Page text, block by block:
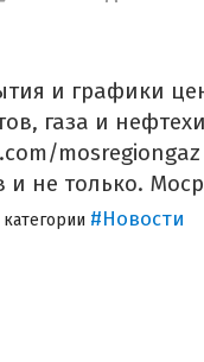
и графики
газа и
mosregiongaz
и не только.
#Новости